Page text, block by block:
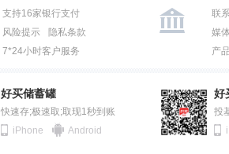
支持16家银行支付
风险提示
隐私条款
7*24小时客户服务
联
媒
产
好买储蓄罐
快速存;极速取;取现1秒到账
iPhone
Android
好
投